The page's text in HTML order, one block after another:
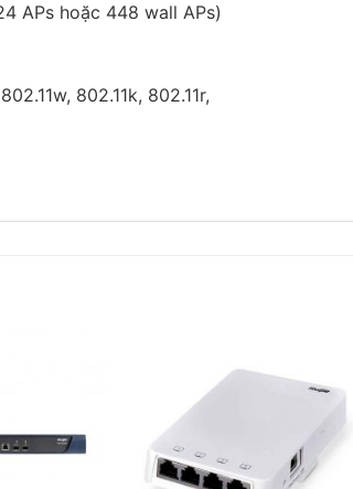
APs hoặc 448 wall APs)
802.11k, 802.11r,